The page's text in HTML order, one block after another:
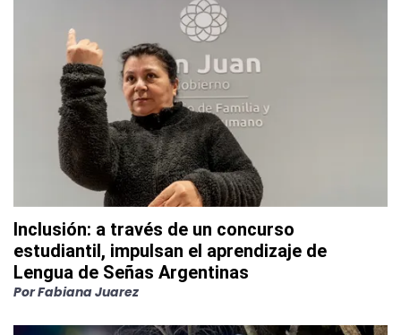
Inclusión: a través de un concurso
estudiantil, impulsan el aprendizaje de
Lengua de Señas Argentinas
PorFabiana Juarez